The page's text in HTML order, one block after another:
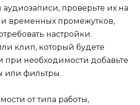
проверьте их на
временных промежутков,
настройки.
клип, который будете
при необходимости добавьте
или фильтры.
от типа работы,